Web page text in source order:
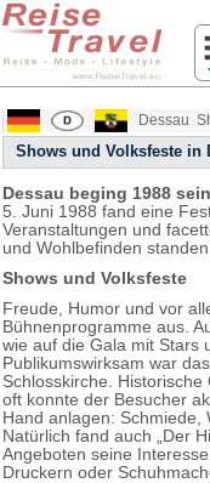
Dessau
Shows und Volksfeste in
Dessau beging 1988
5. Juni 1988 fand eine
Veranstaltungen und
und Wohlbefinden
Shows und Volksfeste
Freude, Humor und vor
Bühnenprogramme aus.
wie auf die Gala mit Stars
Publikumswirksam war
Schlosskirche.
oft konnte der Besucher
Hand anlagen: Schmiede,
Natürlich fand auch „Der
Angeboten seine
Druckern oder